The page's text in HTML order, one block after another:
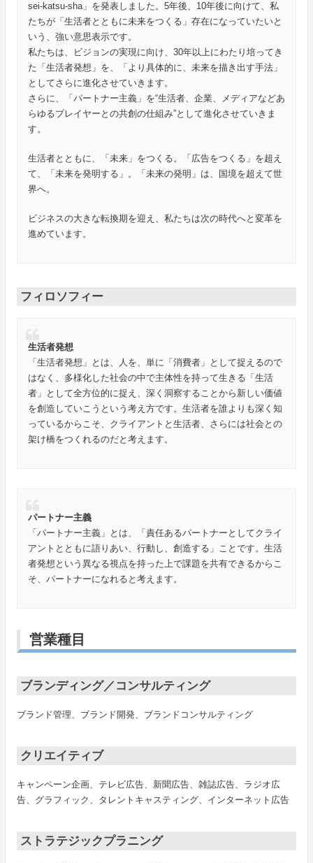
sei-katsu-sha」を発表しました。5年後、10年後に向けて、私
たちが「生活者とともに未来をつくる」存在になっていたいと
いう、強い意思表示です。
私たちは、ビジョンの実現に向け、30年以上にわたり培ってき
た「生活者発想」を、「より具体的に、未来を描き出す手法」
としてさらに進化させていきます。
さらに、「パートナー主義」を“生活者、企業、メディアなどあ
らゆるプレイヤーとの共創の仕組み”として進化させていきま
す。
生活者とともに、「未来」をつくる。「広告をつくる」を超え
て、「未来を発明する」。「未来の発明」は、国境を超えて世
界へ。
ビジネスの大きな転換期を迎え、私たちは次の時代へと変革を
進めています。
フィロソフィー
生活者発想
「生活者発想」とは、人を、単に「消費者」として捉えるので
はなく、多様化した社会の中で主体性を持って生きる「生活
者」として全方位的に捉え、深く洞察することから新しい価値
を創造していこうという考え方です。生活者を誰よりも深く知
っているからこそ、クライアントと生活者、さらには社会との
架け橋をつくれるのだと考えます。
パートナー主義
「パートナー主義」とは、「責任あるパートナーとしてクライ
アントとともに語りあい、行動し、創造する」ことです。生活
者発想という異なる視点を持った上で課題を共有できるからこ
そ、パートナーになれると考えます。
営業種目
ブランディング／コンサルティング
ブランド管理、ブランド開発、ブランドコンサルティング
クリエイティブ
キャンペーン企画、テレビ広告、新聞広告、雑誌広告、ラジオ広
告、グラフィック、タレントキャスティング、インターネット広告
ストラテジックプラニング